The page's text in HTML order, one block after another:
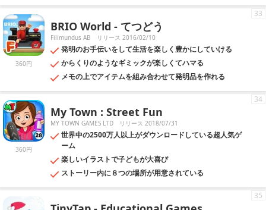
360円
BRIO World - てつどう
Filimundus AB リリース 2016/02/10
発明のお手伝いをして生活を楽しく豊かにしていける
からくりのようなギミックが楽しくてハマる
メモの上でアイテムを組み合わせて発明品を作れる
33
360円
My Town : Street Fun
MY TOWN GAMES LTD リリース 2018/07/31
世界中の2500万人以上がダウンロードしている超人気ゲ
ーム
楽しいイラストで子どもが大喜び
ストーリー内に８つの場所が用意されている
34
35